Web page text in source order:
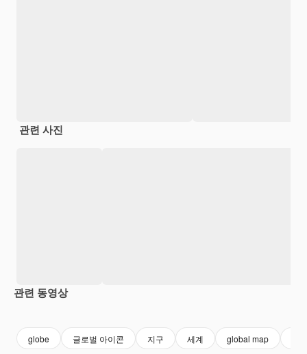
관련 사진
관련 동영상
globe 글로벌 아이콘 지구 세계 global map